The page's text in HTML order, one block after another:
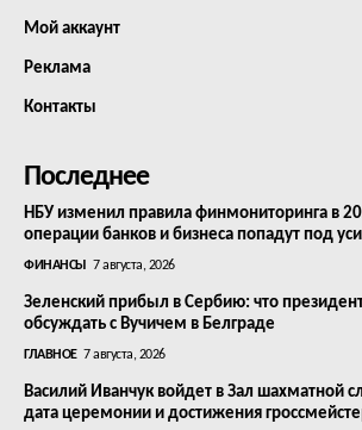
Мой аккаунт
Реклама
Контакты
Последнее
НБУ изменил правила финмониторинга в
операции банков и бизнеса попадут под
ФИНАНСЫ 7 августа, 2026
Зеленский прибыл в Сербию: что
обсуждать с Вучичем в Белграде
ГЛАВНОЕ 7 августа, 2026
Василий Иванчук войдет в Зал шахматной
дата церемонии и достижения